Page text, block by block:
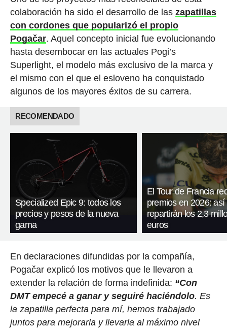
colaboración ha sido el desarrollo de las zapatillas
con cordones que popularizó el propio
Pogačar. Aquel concepto inicial fue evolucionando
hasta desembocar en las actuales Pogi’s
Superlight, el modelo más exclusivo de la marca y
el mismo con el que el esloveno ha conquistado
algunos de los mayores éxitos de su carrera.
RECOMENDADO
Specialized Epic 9: todos los
precios y pesos de la nueva
gama
El Tour de Francia
premios en 2026: así
repartirán los 2,3
euros
En declaraciones difundidas por la compañía,
Pogačar explicó los motivos que le llevaron a
extender la relación de forma indefinida: “Con
DMT empecé a ganar y seguiré haciéndolo. Es
la zapatilla perfecta para mí, hemos trabajado
juntos para mejorarla y llevarla al máximo nivel